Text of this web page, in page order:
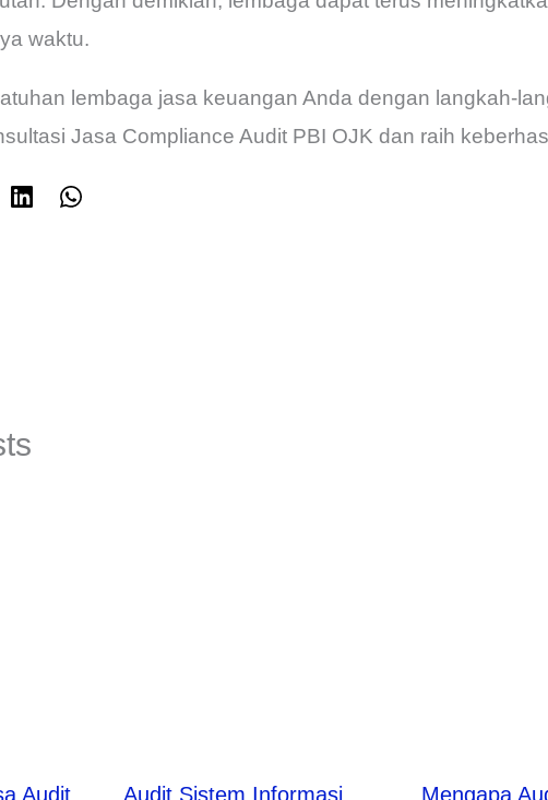
waktu.
lembaga jasa keuangan Anda dengan langkah-
Jasa Compliance Audit PBI OJK dan raih
Audit Audit Sistem Informasi Mengapa